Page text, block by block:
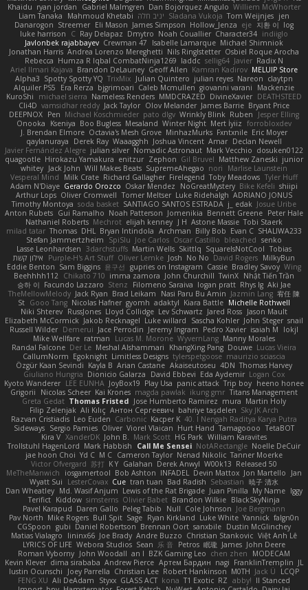
Khaidu ryan jordan Gabriel Malmgren Dan Bojorquez Angulo Williem McWhorter
Liam Tanaka
Mahmoud Khetabi יניב חלה Sladana Vukoja Tom Weijnjes jen
Danarogon Streemer Eli Mason James Simpson Hollow_Jenza eje 지환 이 log
luke harrison
C Ray Delapaz Dmytro Noah Couallier Character34 indiiglo
Javlonbek rajabbayev Crewman 47 Isabelle Lamarque Michael Shimniok
Jonathan Harris Andrea Lorenzo Mereghetti Nils Ringlstetter Osbiel Roque Arocha
Rebecca Humza R Iqbal CombatNinja1269 laddc sellig64 Javier Radix N
Ariel Ilmari Kajava Brandon DeLauney Geoff Allen Kamran Kadirov MELUIP Store
Alpha3 Spotty Spotty YQ TrixMix Julian Quintero julian reyes Nareon claytpn
Alquiler PS5
Era Rerza bjgrimoari Caleb Mcmullen giovanni varani
Mackenzie
KuroShi
michael sierra Nameless Renders MMDCRAZED DivineXavier DEATHSTEED
Cli4D vamsidhar reddy Jack Taylor Olov Melander James Barrie Bryant Price
DEEPNOX Pen Michael Koschmieder pato dlgv Wrinkly Blink Ruben
Jesper Elling
Onooka
Kseniya Boo Bugless Mesaland Winter Night Mert İyiiz forrobloxdev
J. Brendan Elmore Octavia's Mesh Grove MinhazMurks Fxntxnile Eric Moyer
qaylanuraya
Derek Ray Waaagghh Joshua Vincent Amar Declan Newell
Javier Fernández Alegre julian silver Nomadic Astronaut Mark Vecchio dosuken0122
quagootle Hirokazu Yamakura enitzur Zephon Gil Bruvel Matthew Zaneski junior
whitey Jack John Will Makes Beats SupremeAhegao nori
Marlise Launstein
Vesperal Mind
Milk Crate Richard Gallagher Firelegend Toby Meadows Tyler Huff
Adam N'Diaye Gerardo Orozco Oskar Mendez NoGreatMystery Bike Kefeli shiipi
Arthur Lops Oliver Cromwell Tomer Meltser Luke Ridehalgh ADRIANO JONUS
Timothy Montoya soda basket SANTIAGO SANTOS ESTRADA j_ edak Josue Uribe
Anton Rubets Gui Ramalho Noah Patterson Jomenikia Bennett Greene Peter Hale
Nathaniel Roberts Mechrot elijah kenney J H Astone Massie Tobi Staerk
milad tatar Thomas DHL Bryan Intindola Archman Billy Bob Evan C SHALIWA233
Stefan Jammertzheim
SpiSlu Joe Carlos Oscar Castillo bleached senko
Lasse Leonhardsen 3darchstuffs Martin Wells Skittlq SquareIsNotCool Tobias
אילון קשת
Purple-H's Art Stuff Oliver Lemke Josh No No David Rogers MilkyBun
Eddie Benton Sam Biggins 윤구선 gupries on Instagram Cassie Bradley Savoy Wing
Beehhhh112 Chikato 710 imma zamora John Churchill TwinX Nhật Tiến Trần
승하 이 Facundo Lazzaro Stenz Filomeno Saraiva logan pratt Rhys lg Aki Jae
TheMellowMelody Jack Ryan Brad Leikam Nasi Paru Bu Amin Jazmin Lang 宥任 陳
St Gooo Tang Nicolas Hafner gyomh adaktyl Kiara Battle Michelle Rothwell
Niki Shterev RussJones Lloyd Collidge Lev Schwartz Jared Ross Jason Mault
Elizabeth McCormick Jakob Recknagel Luke willard Sascha Kohler John Steger snail
Russell Wilder Demerui Jace Perrodin Jeremy Ingram Pedro Xavier isaiah M
lokjl
Mike Wellfare ratman Lucas M. Morone WyvernLang Manny Morales
Randal Falcone Der Le Meshal Alshammari KhangXing Pang Douwe Lucas Vieira
CallumNorm Egoknight Limitless Designs tylerspetgoose maurizio sciascia
Özgür Kaan Sevindi Kayla B Arian Castane Akaiseutoseu 4DN Thomas Harvey
Giuliano Hungria Dionicio Galarza David Ebbevi Eda Aydemir Logan Cox
Kyoto Wanderer LEE EUNHA JoyBox19 Play Usa panic attack Trip boy heeno honee
Grigorii
Nicolas Scheer Kai Krones magda pawlak ikung gmr Titans Management
Greta Gedat Thomas Fristed Jose Humberto Ramirez mura Martin Holy
Filip Zelenjak Ali Kılıç Антон Сергеевич bahriye taşdelen Sky JK Arch
Razvan Cristiadis Leo Euden Carbonic Kacper K 40. I Nengah Raditya Karya Putra
Sideways Sergio Pamies Oliver Viorel Vlaican Hurt Hand Tamagoooo TetaBOT
Kira V XanderDK John B. Mark Scott HG Park William Karavites
Trollstuhl HagenLord Mark Habbish Call Me Sensei NotARectangle Noelle DeCuir
jae hoon Choi Yd C M C Cameron Taylor Nenad Nikolic Tanner Moerke
Victor Ofvergard 苏打 K Y Galahan Derek Anwyl W00k13 Released 50
MeTheManwich
iosgamertool Bob Ashton INFADEL Devin Mattox Jon Martello
Jan
Wyatt Sui
LesterCovax Cue tran tuan Bad Radish Sebastian 暁子 清水
Dan Wheatley Md. Wasif Anjum Lewis of the Rat Brigade Juan Pinilla My Name Iggy
Terifict Kiddow simsterns Olivier Babet Brandon Wilkie BlackSkyNinja
Pavel Karapud Daren Gallo Peleg Tabib Null Cole Johnson Joe Bergmann
Pav North Mike Rogers Bull Spit Sage Ryan Kirkland Luke White Yannick falgn0n
CGSpoon gubi Daniel Robertson Brennan Oort sanxbile Dustin McGlinchey
Matias Vialagro
lininx66 Joe Brady Andre Buzzo Christian Stankovic Việt Anh Lê
LYRICS OF LIFE Webora Studios Sean 乐 音 Petros 眠瓏 James John Deere
Roman Vyborny John Woodall an l BZK Gaming Leo chen zhen
MODECAM
Kevin Klever dima sirababa Andrew Pierce Артем Бардин nagi FranklinTremplin JL
Iustin Ocunschi
Joey Parrella Christian Lee Robert Hankinson M0TH Jack Ü
LCQP
FENG XU Ali DeAdam Styxx GLASS ACT kona T1 Exotic RZ abby! ll Stanced